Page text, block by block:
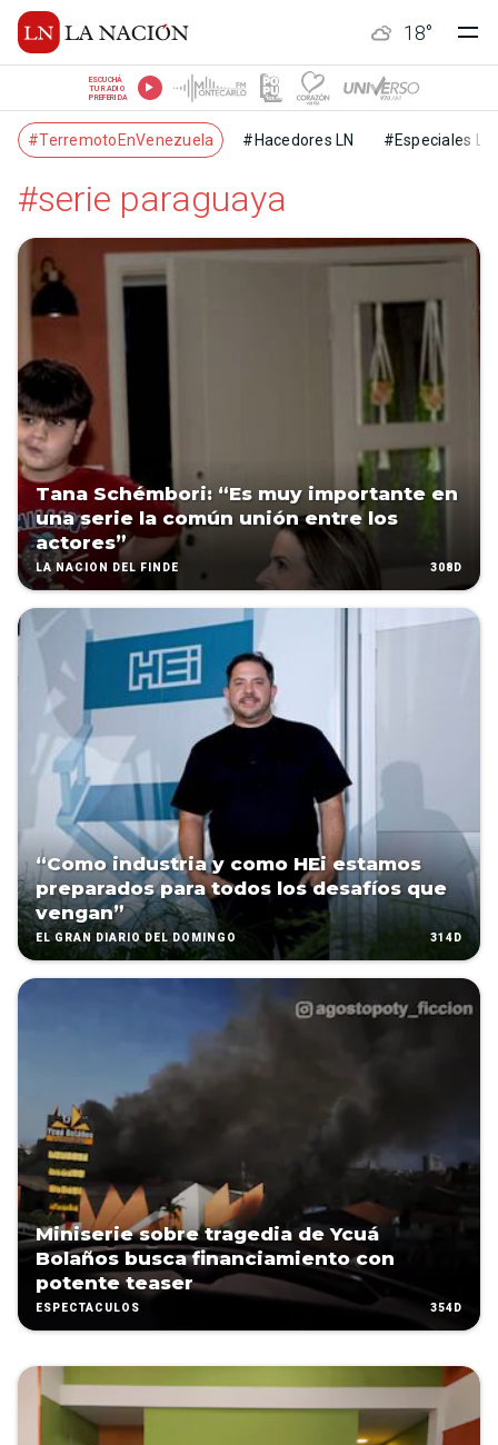
18°
ESCUCHÁ
TU RADIO
PREFERIDA
#TerremotoEnVenezuela #Hacedores LN #Especiales LN
#serie paraguaya
Tana Schémbori: “Es muy importante en
una serie la común unión entre los
actores”
LA NACIÓN DEL FINDE 308D
“Como industria y como HEi estamos
preparados para todos los desafíos que
vengan”
EL GRAN DIARIO DEL DOMINGO 314D
Miniserie sobre tragedia de Ycuá
Bolaños busca financiamiento con
potente teaser
ESPECTÁCULOS 354D